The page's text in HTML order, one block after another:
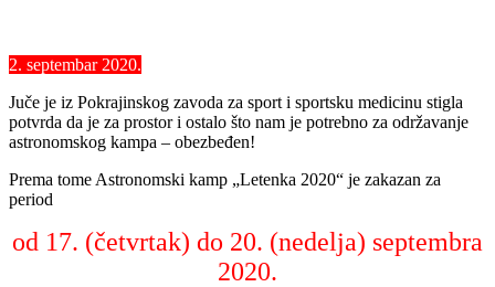
2. septembar 2020.
Juče je iz Pokrajinskog zavoda za sport i sportsku medicinu stigla
potvrda da je za prostor i ostalo što nam je potrebno za održavanje
astronomskog kampa – obezbeđen!
Prema tome Astronomski kamp „Letenka 2020“ je zakazan za
period
od 17. (četvrtak) do 20. (nedelja) septembra
2020.